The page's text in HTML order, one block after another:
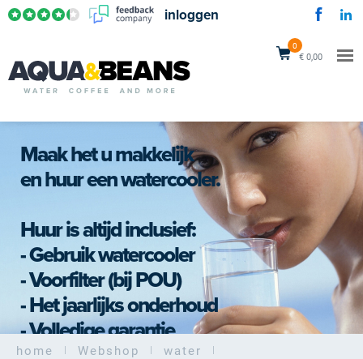
0
€ 0,00
inloggen
Maak het u makkelijk
en huur een watercooler.
Huur is altijd inclusief:
- Gebruik watercooler
- Voorfilter (bij POU)
- Het jaarlijks onderhoud
- Volledige garantie
home Webshop
water